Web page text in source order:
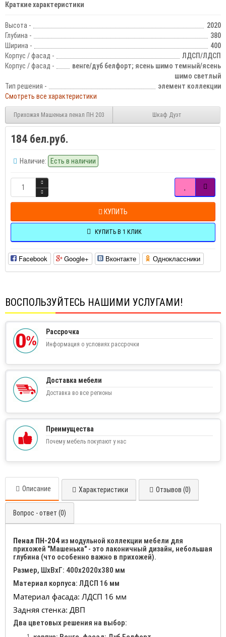
Краткие характеристики
Высота -
2020
Глубина -
380
Ширина -
400
Корпус / фасад -
ЛДСП/ЛДСП
Корпус / фасад -
венге/дуб белфорт; ясень шимо темный/ясень
шимо светлый
Тип решения -
элемент коллекции
Смотреть все характеристики
Прихожая Машенька пенал ПН 203 Шкаф Дуэт
184 бел.руб.
Наличие: Есть в наличии
КУПИТЬ
КУПИТЬ В 1 КЛИК
Facebook Google+ Вконтакте Одноклассники
ВОСПОЛЬЗУЙТЕСЬ НАШИМИ УСЛУГАМИ!
Рассрочка
Информация о условиях рассрочки
Доставка мебели
Доставка во все регионы
Преимущества
Почему мебель покупают у нас
Описание Характеристики Отзывов (0)
Вопрос - ответ (0)
Пенал ПН-204 из модульной коллекции мебели для
прихожей "Машенька" - это лаконичный дизайн, небольшая
глубина (что особенно важно в прихожей).
Размер, ШхВхГ: 400х2020х380 мм
Материал корпуса: ЛДСП 16 мм
Материал фасада: ЛДСП 16 мм
Задняя стенка: ДВП
Два цветовых решения на выбор: